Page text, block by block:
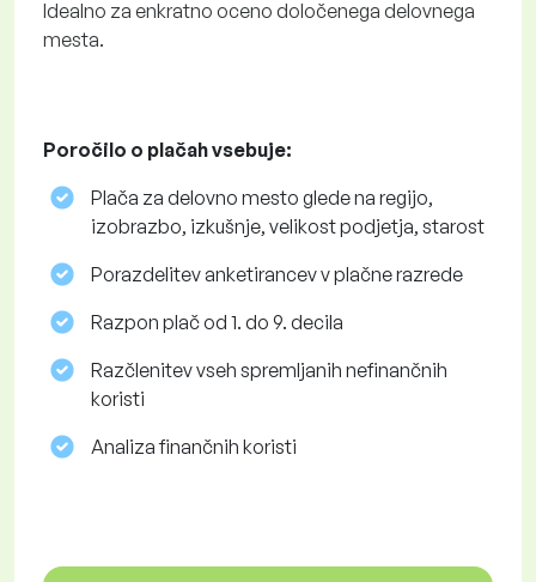
Idealno za enkratno oceno določenega delovnega
mesta.
Poročilo o plačah vsebuje:
Plača za delovno mesto glede na regijo,
izobrazbo, izkušnje, velikost podjetja, starost
Porazdelitev anketirancev v plačne razrede
Razpon plač od 1. do 9. decila
Razčlenitev vseh spremljanih nefinančnih
koristi
Analiza finančnih koristi